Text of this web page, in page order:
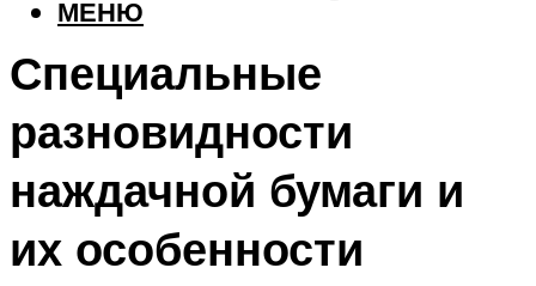
МЕНЮ
Специальные
разновидности
наждачной бумаги и
их особенности